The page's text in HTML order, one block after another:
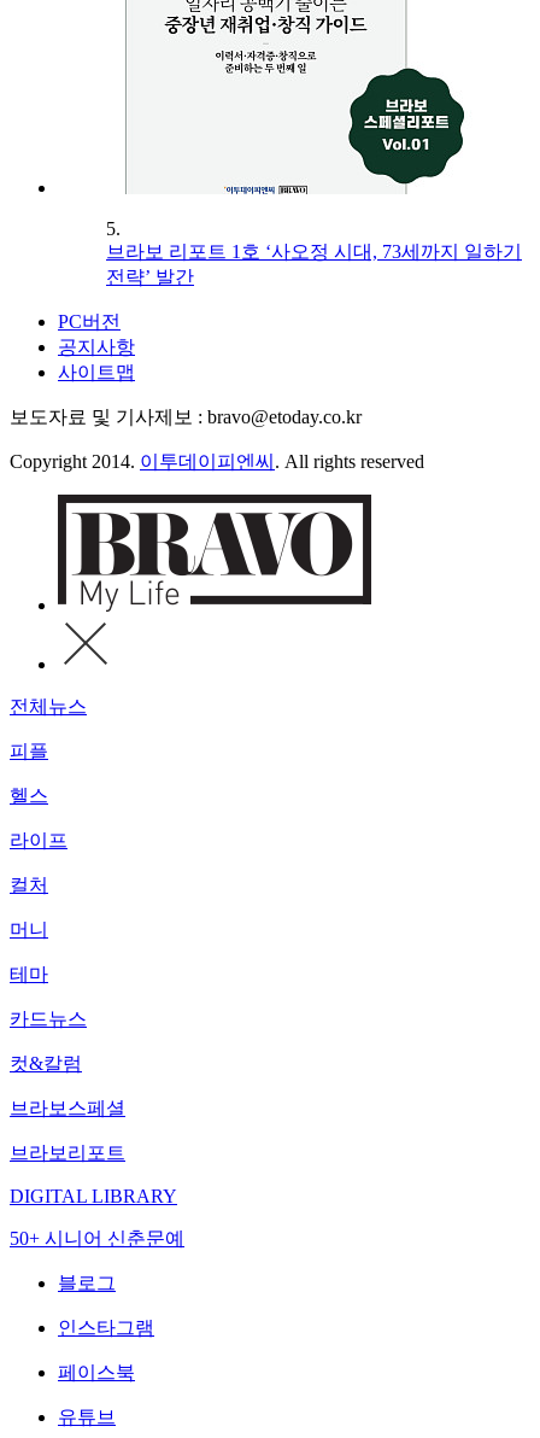
5.
브라보 리포트 1호 ‘사오정 시대, 73세까지 일하기
전략’ 발간
PC버전
공지사항
사이트맵
보도자료 및 기사제보 : bravo@etoday.co.kr
Copyright 2014. 이투데이피엔씨 . All rights reserved
전체뉴스
피플
헬스
라이프
컬처
머니
테마
카드뉴스
컷&칼럼
브라보스페셜
브라보리포트
DIGITAL LIBRARY
50+ 시니어 신춘문예
블로그
인스타그램
페이스북
유튜브